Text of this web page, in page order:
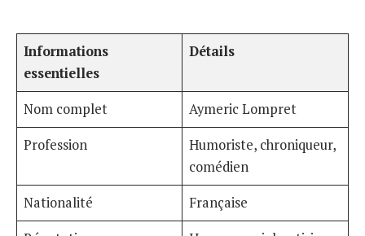
Informations
essentielles
Détails
Nom complet
Aymeric Lompret
Profession
Humoriste, chroniqueur,
comédien
Nationalité
Française